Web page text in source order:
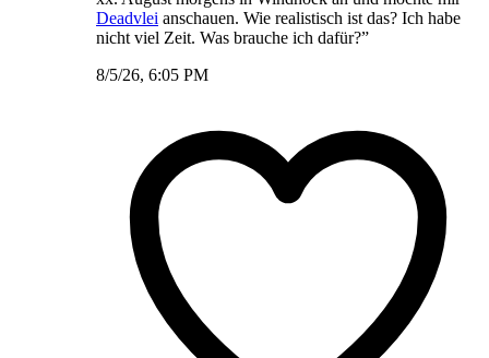
Deadvlei anschauen. Wie realistisch ist das? Ich habe
nicht viel Zeit. Was brauche ich dafür?”
8/5/26, 6:05 PM